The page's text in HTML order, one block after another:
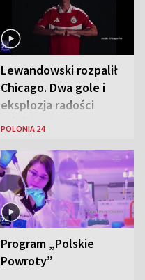
Lewandowski rozpalił
Chicago. Dwa gole i
eksplozja radości
wśród Polonii
POLONIA 24
Program „Polskie
Powroty”